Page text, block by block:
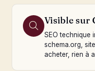
Visible sur
SEO technique
schema.org,
acheter, rien à